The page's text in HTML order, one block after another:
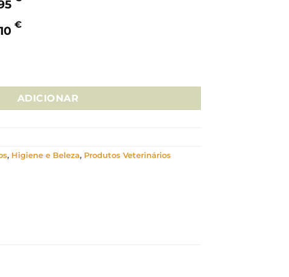
€
Care
ADICIONAR
, Higiene e Beleza, Produtos Veterinários